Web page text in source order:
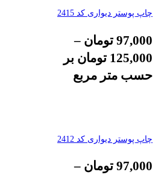
چاپ پوستر دیواری کد 2415
97,000 تومان –
125,000 تومان بر
حسب متر مربع
چاپ پوستر دیواری کد 2412
97,000 تومان –